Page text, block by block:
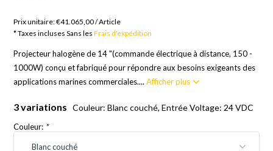
Prix unitaire:€41.065,00/Article
* Taxes incluses Sans lesFrais d'expédition
Projecteur halogène de 14 "(commande électrique à distance, 150 -
1000W) conçu et fabriqué pour répondre aux besoins exigeants des
applications marines commerciales....Afficher plus
3 variations Couleur: Blanc couché, Entrée Voltage: 24 VDC
Couleur: *